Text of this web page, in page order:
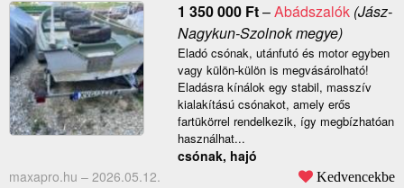
1 350 000 Ft–Abádszalók(Jász-
Nagykun-Szolnok megye)
Eladó csónak, utánfutó és motor egyben
vagy külön-külön is megvásárolható!
Eladásra kínálok egy stabil, masszív
kialakítású csónakot, amely erős
fartükörrel rendelkezik, így megbízhatóan
használhat...
csónak, hajó
maxapro.hu – 2026.05.12. Kedvencekbe